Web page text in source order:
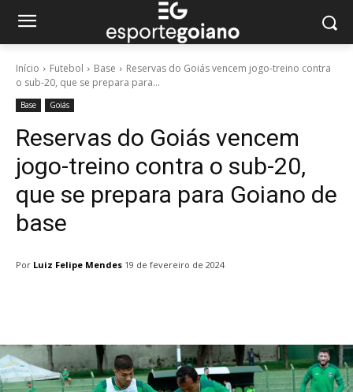
Início Futebol Base
Reservas do Goiás vencem jogo-treino contra
o sub-20, que se prepara para...
Base Goiás
Reservas do Goiás vencem
jogo-treino contra o sub-20,
que se prepara para Goiano de
base
Por Luiz Felipe Mendes 19 de fevereiro de 2024